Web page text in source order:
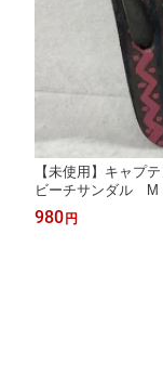
【未使用】キャ
ビーチサンダル
不可
980 円